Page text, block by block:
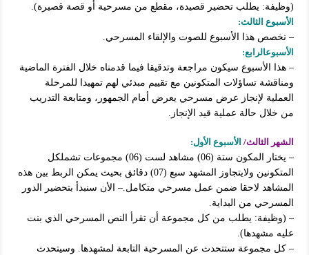
(وظيفة: يطلب تحضير قصيدة، مقطع من مسرحية أو قصة قصيرة).
الأسبوع الثالث:
– نخصص هذا الأسبوع للصوت والإلقاء المسرحي.
الأسبوعالرابع:
– هذا الأسبوع سيكون مراجعة وتدقيقا فيما قدمناه خلال الفترة الماضية
ومناقشة تساؤلات المتكونين مع تقييم مبدئي لهم تمهيدا للمرحلة
العملية لإنجاز عرض مسرحي يعرض أمام الجمهور، ومتابعة التدريب
من خلال حالة عملية قيد الإنجاز.
الشهر الثالث/ الأسبوع الأول:
– يختار المكون ستة (06) مشاهد لست (06) مجموعات تشملكل
المتكونين ولايتجاوز المشهد سبع (07) دقائق بحيث يمكن الربط بين هذه
المشاهد لاحقا ضمن عمل مسرحي متكامل.– الأن سنبدأ بتحضير الدور
المسرحي من البداية.
– (وظيفة: يطلب من كل مجموعة أن تقرأ النص المسرحي الذي بنت
عليه مشهدها).
– كل مجموعة ستتحدث عن المسرحية التابعة لمشهدها. وسيتحدث